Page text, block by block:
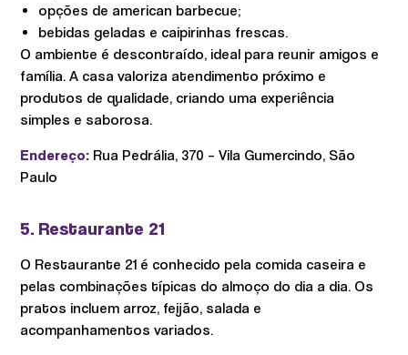
opções de american barbecue;
bebidas geladas e caipirinhas frescas.
O ambiente é descontraído, ideal para reunir amigos e
família. A casa valoriza atendimento próximo e
produtos de qualidade, criando uma experiência
simples e saborosa.
Endereço: Rua Pedrália, 370 – Vila Gumercindo, São
Paulo
5. Restaurante 21
O Restaurante 21 é conhecido pela comida caseira e
pelas combinações típicas do almoço do dia a dia. Os
pratos incluem arroz, feijão, salada e
acompanhamentos variados.